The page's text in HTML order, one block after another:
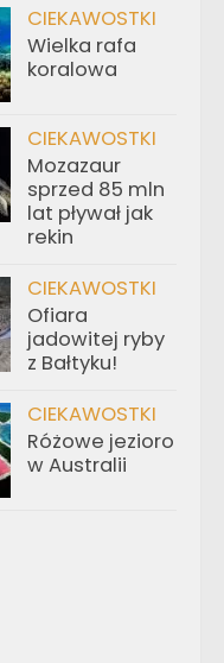
Krystalicznie
CIEKAWOSTKI
Wielka rafa
koralowa
CIEKAWOSTKI
Mozazaur
sprzed 85 mln
lat pływał jak
rekin
CIEKAWOSTKI
Ofiara
jadowitej ryby
z Bałtyku!
CIEKAWOSTKI
Różowe jezioro
w Australii